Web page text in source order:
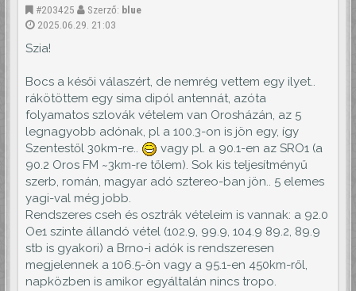
#203425 Szerző: blue
2025.06.29. 21:03
Szia!
Bocs a késői válaszért, de nemrég vettem egy ilyet..
rákötöttem egy sima dipól antennát, azóta
folyamatos szlovák vételem van Orosházán, az 5
legnagyobb adónak, pl a 100.3-on is jön egy, így
Szentestől 30km-re..
vagy pl. a 90.1-en az SRO1 (a
90.2 Oros FM ~3km-re tőlem). Sok kis teljesítményű
szerb, román, magyar adó sztereo-ban jön.. 5 elemes
yagi-val még jobb.
Rendszeres cseh és osztrák vételeim is vannak: a 92.0
Oe1 szinte állandó vétel (102.9, 99.9, 104.9 89.2, 89.9
stb is gyakori) a Brno-i adók is rendszeresen
megjelennek a 106.5-ön vagy a 95.1-en 450km-ről,
napközben is amikor egyáltalán nincs tropo.